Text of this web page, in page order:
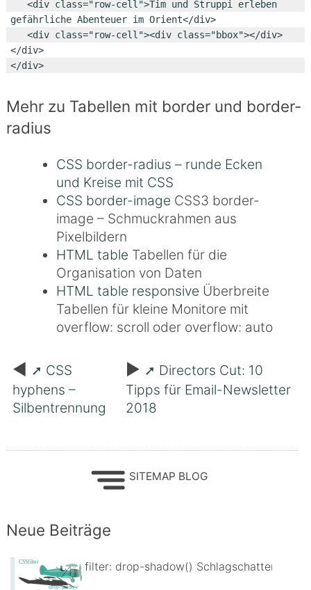
gefährliche Abenteuer im Orient</div>
</div>
</div>
Mehr zu Tabellen mit border und border-
radius
CSS border-radius – runde Ecken
und Kreise mit CSS
CSS border-image CSS3 border-
image – Schmuckrahmen aus
Pixelbildern
HTML table Tabellen für die
Organisation von Daten
HTML table responsive Überbreite
Tabellen für kleine Monitore mit
overflow: scroll oder overflow: auto
Beitragsnavigation
CSS
hyphens –
Silbentrennung
Directors Cut: 10
Tipps für Email-Newsletter
2018
SITEMAP BLOG
Neue Beiträge
filter: drop-shadow() Schlagschatten für